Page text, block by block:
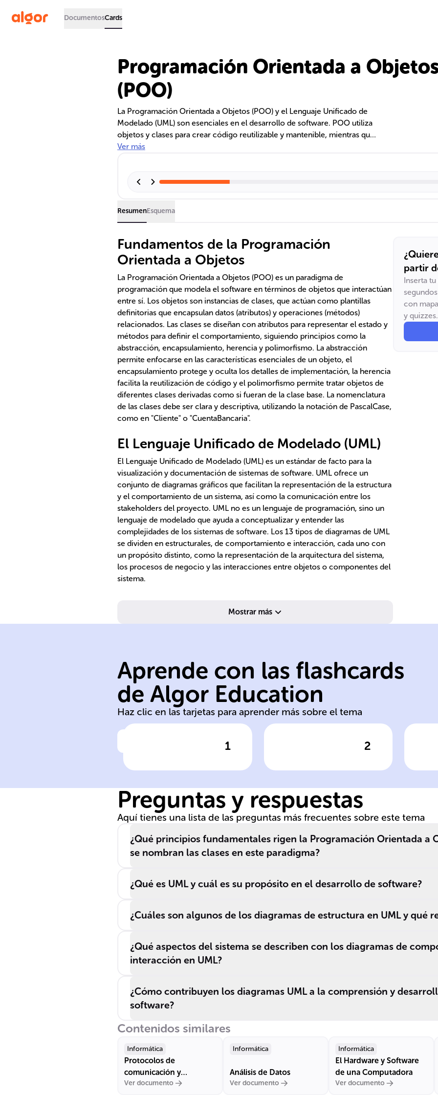
DocumentosCards
Programación Orientada a
(POO)
La Programación Orientada a Objetos (POO) y el Lenguaje Unificado de
Modelado (UML) son esenciales en el desarrollo de software. POO utiliza
objetos y clases para crear código reutilizable y mantenible, mientras que
UML ayuda a visualizar la estructura y comportamiento de los sistemas a
Ver más
ResumenEsquema
Fundamentos de la Programación
Orientada a Objetos
La Programación Orientada a Objetos (POO) es un paradigma de
programación que modela el software en términos de objetos que interactúan
entre sí. Los objetos son instancias de clases, que actúan como plantillas
definitorias que encapsulan datos (atributos) y operaciones (métodos)
relacionados. Las clases se diseñan con atributos para representar el estado y
métodos para definir el comportamiento, siguiendo principios como la
abstracción, encapsulamiento, herencia y polimorfismo. La abstracción
permite enfocarse en las características esenciales de un objeto, el
encapsulamiento protege y oculta los detalles de implementación, la herencia
facilita la reutilización de código y el polimorfismo permite tratar objetos de
diferentes clases derivadas como si fueran de la clase base. La nomenclatura
de las clases debe ser clara y descriptiva, utilizando la notación de PascalCase,
como en "Cliente" o "CuentaBancaria".
El Lenguaje Unificado de Modelado (UML)
El Lenguaje Unificado de Modelado (UML) es un estándar de facto para la
visualización y documentación de sistemas de software. UML ofrece un
conjunto de diagramas gráficos que facilitan la representación de la estructura
y el comportamiento de un sistema, así como la comunicación entre los
stakeholders del proyecto. UML no es un lenguaje de programación, sino un
lenguaje de modelado que ayuda a conceptualizar y entender las
complejidades de los sistemas de software. Los 13 tipos de diagramas de UML
se dividen en estructurales, de comportamiento e interacción, cada uno con
un propósito distinto, como la representación de la arquitectura del sistema,
los procesos de negocio y las interacciones entre objetos o componentes del
sistema.
Mostrar más
partir
Inserta
con
y quizzes.
Aprende con las flashcards
de Algor Education
Haz clic en las tarjetas para aprender más sobre el tema
1
Orientada a
paradigma que
utiliza objetos
que interactúan
para modelar
software.
Haz clic para comprobar la respuesta
Programación
2
objetos son
______, que
incluyen datos y
operaciones
encapsulados.
Haz clic para comprobar la respuesta
clases
Haz
Preguntas y respuestas
Aquí tienes una lista de las preguntas más frecuentes sobre este tema
¿Qué principios fundamentales rigen la Programación Orientada a
se nombran las clases en este paradigma?
¿Qué es UML y cuál es su propósito en el desarrollo de software?
¿Cuáles son algunos de los diagramas de estructura en UML y qué
¿Qué aspectos del sistema se describen con los diagramas de
interacción en UML?
¿Cómo contribuyen los diagramas UML a la comprensión y
software?
Contenidos similares
Informática
Protocolos de
comunicación y
estándares de red
Ver documento
Informática
Análisis de Datos
Ver documento
Informática
El Hardware y Software
de una Computadora
Ver documento